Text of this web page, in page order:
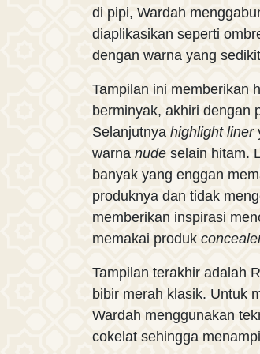
di pipi, Wardah
diaplikasikan seperti
dengan warna yang
Tampilan ini memberikan
berminyak, akhiri dengan
Selanjutnya highlight liner
warna nude selain hitam.
banyak yang enggan
produknya dan tidak
memberikan inspirasi
memakai produk
Tampilan terakhir adalah
bibir merah klasik. Untuk
Wardah menggunakan
cokelat sehingga